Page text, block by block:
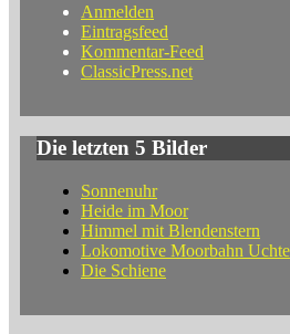
Anmelden
Eintragsfeed
Kommentar-Feed
ClassicPress.net
Die letzten 5 Bilder
Sonnenuhr
Heide im Moor
Himmel mit Blendenstern
Lokomotive Moorbahn Uchte
Die Schiene